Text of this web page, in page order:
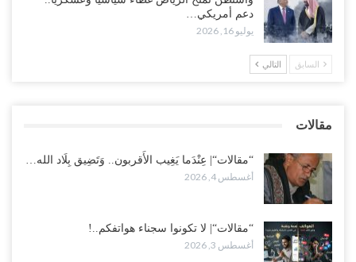
عقب محاولة انسحابه من مطارح الريان.. المخابرات السعودية تصفي أبرز
مساعدي الحجوري..!
أغسطس 1, 2026
أغسطس 1, 2026
دعم أمريكي…
يوليو 16, 2026
السابق التالي
مقالات
“مقالات“| عِنْدَما يَغِيب الأَقربون.. وَتَضِيق بِلَاد الله…
أغسطس 4, 2026
“مقالات“| لا تكونوا سجناء هواتفكم..!
أغسطس 3, 2026